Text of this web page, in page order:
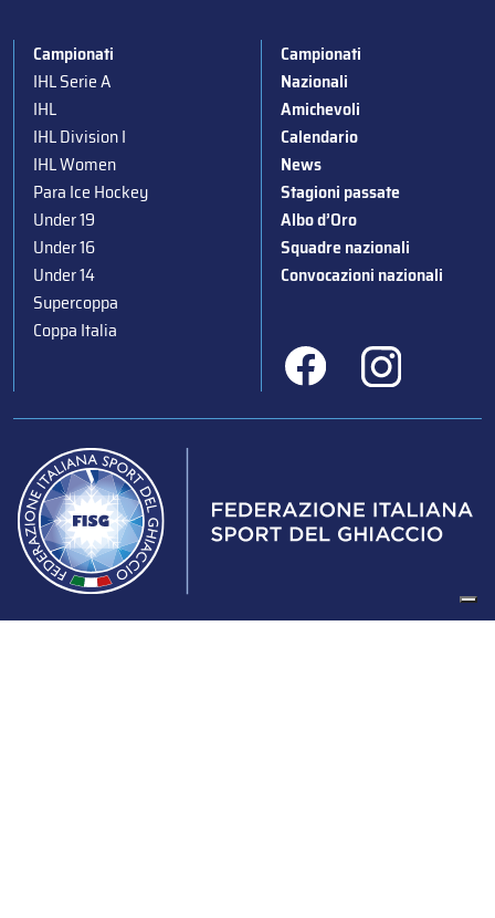
Campionati
IHL Serie A
IHL
IHL Division I
IHL Women
Para Ice Hockey
Under 19
Under 16
Under 14
Supercoppa
Coppa Italia
Campionati
Nazionali
Amichevoli
Calendario
News
Stagioni passate
Albo d’Oro
Squadre nazionali
Convocazioni nazionali